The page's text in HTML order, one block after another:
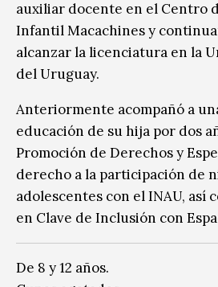
auxiliar docente en el Centro
Infantil Macachines y
alcanzar la licenciatura en la
del Uruguay.
Anteriormente acompañó a
educación de su hija por dos
Promoción de Derechos y
derecho a la participación de
adolescentes con el INAU, así
en Clave de Inclusión con
De 8 y 12 años.